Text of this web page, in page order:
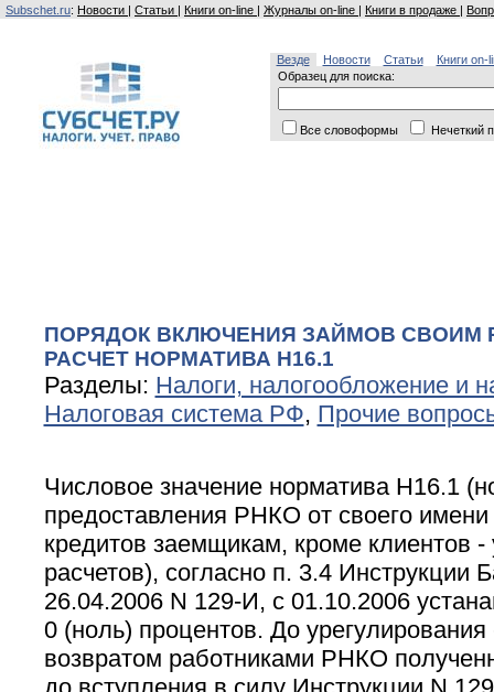
Subschet.ru: Новости | Статьи | Книги on-line | Журналы on-line | Книги в продаже |
Везде Новости Статьи
Книги on-
Образец для поиска:
Все словоформы Нечеткий
ПОРЯДОК ВКЛЮЧЕНИЯ ЗАЙМОВ СВОИМ
РАСЧЕТ НОРМАТИВА Н16.1
Разделы: Налоги, налогообложение и
Налоговая система РФ, Прочие
Числовое значение норматива Н16.1
предоставления РНКО от своего имени
кредитов заемщикам, кроме клиентов -
расчетов), согласно п. 3.4 Инструкции
26.04.2006 N 129-И, с 01.10.2006
0 (ноль) процентов. До урегулирования
возвратом работниками РНКО